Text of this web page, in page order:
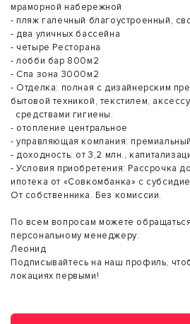
мраморной набережной
- пляж галечный благоустроенный,
- два уличных бассейна
- четыре Ресторана
- лобби бар 800м2
- Спа зона 3000м2
- Отделка: полная с дизайнерским
бытовой техникой, текстилем,
средствами гигиены.
- отопление центральное
- управляющая компания:
- доходность: от 3,2 млн.,
- Условия приобретения: Рассрочка
ипотека от «Совкомбанка» с
От собственника. Без комиссии.
По всем вопросам можете
персональному менеджеру:
Леонид
Подписывайтесь на наш профиль,
локациях первыми!